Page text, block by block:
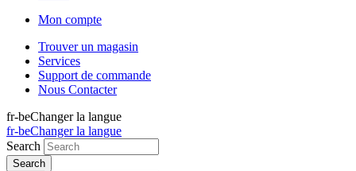
Mon compte
Trouver un magasin
Services
Support de commande
Nous Contacter
fr-beChanger la langue
fr-beChanger la langue
Search